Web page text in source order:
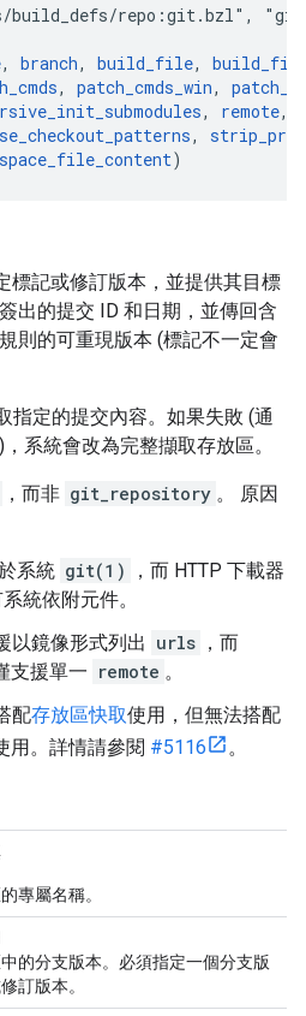
build_defs/repo:git.bzl",
, branch, build_file,
, patch_cmds_win,
, remote,
,
標記或修訂版本，並提供其目標
出的提交 ID 和日期，並傳回含
則的可重現版本 (標記不一定會
指定的提交內容。如果失敗 (通
系統會改為完整擷取存放區。
，而非 git_repository 。 原因
系統 git(1)
，而 HTTP 下載器
統依附元件。
以鏡像形式列出 urls ，而
支援單一 remote 。
配存放區快取使用，但無法搭配
用。詳情請參閱 #5116 。
專屬名稱。
的分支版本。必須指定一個分支版
訂版本。